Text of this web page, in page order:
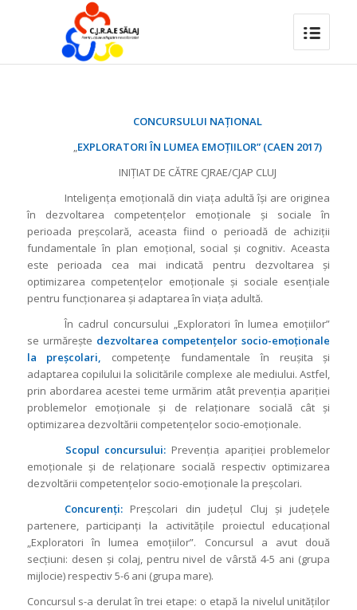
CONCURSULUI NAȚIONAL
„EXPLORATORI ÎN LUMEA EMOȚIILOR” (CAEN 2017)
INIȚIAT DE CĂTRE CJRAE/CJAP CLUJ
Inteligenţa emoţională din viaţa adultă îşi are originea
în dezvoltarea competenţelor emoţionale şi sociale în
perioada preşcolară, aceasta fiind o perioadă de achiziţii
fundamentale în plan emoţional, social şi cognitiv. Aceasta
este perioada cea mai indicată pentru dezvoltarea şi
optimizarea competenţelor emoţionale şi sociale esenţiale
pentru funcţionarea şi adaptarea în viaţa adultă.
În cadrul concursului „Exploratori în lumea emoțiilor”
se urmărește dezvoltarea competențelor socio-emoționale
la preșcolari, competențe fundamentale în reușita și
adaptarea copilului la solicitările complexe ale mediului. Astfel,
prin abordarea acestei teme urmărim atât prevenția apariției
problemelor emoționale și de relaționare socială cât și
optimizarea dezvoltării competențelor socio-emoționale.
Scopul concursului: Prevenția apariției problemelor
emoționale și de relaționare socială respectiv optimizarea
dezvoltării competențelor socio-emoționale la preșcolari.
Concurenți: Preșcolari din județul Cluj și județele
partenere, participanţi la activitățile proiectul educaţional
„Exploratori în lumea emoțiilor”. Concursul a avut două
secțiuni: desen și colaj, pentru nivel de vârstă 4-5 ani (grupa
mijlocie) respectiv 5-6 ani (grupa mare).
Concursul s-a derulat în trei etape: o etapă la nivelul unităților